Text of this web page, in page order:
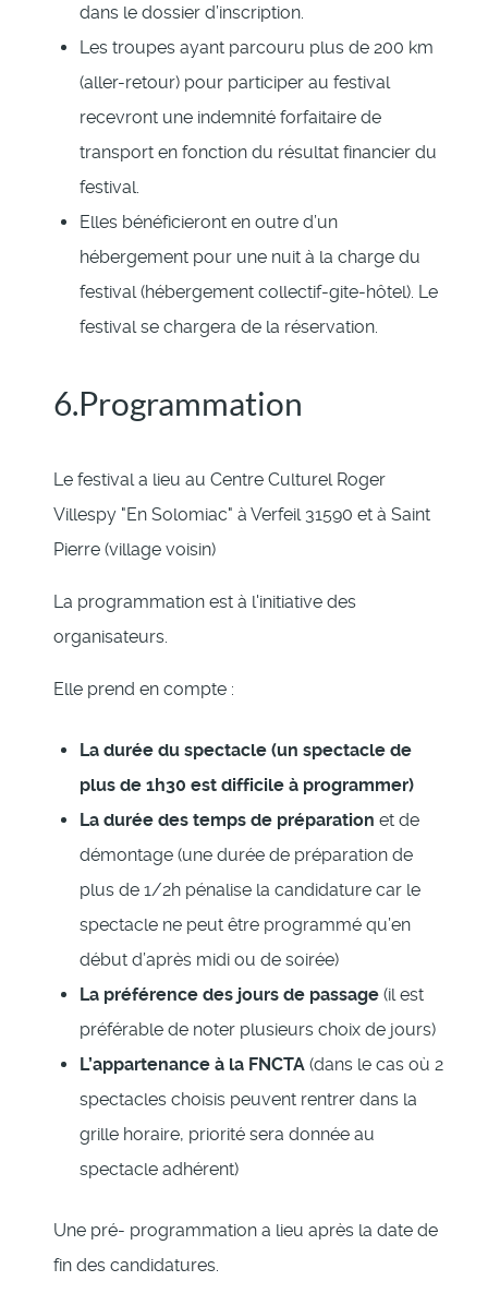
dans le dossier d’inscription.
Les troupes ayant parcouru plus de 200 km
(aller-retour) pour participer au festival
recevront une indemnité forfaitaire de
transport en fonction du résultat financier du
festival.
Elles bénéficieront en outre d’un
hébergement pour une nuit à la charge du
festival (hébergement collectif-gite-hôtel). Le
festival se chargera de la réservation.
6.Programmation
Le festival a lieu au Centre Culturel Roger
Villespy "En Solomiac" à Verfeil 31590 et à Saint
Pierre (village voisin)
La programmation est à l'initiative des
organisateurs.
Elle prend en compte :
La durée du spectacle (un spectacle de
plus de 1h30 est difficile à programmer)
La durée des temps de préparation et de
démontage (une durée de préparation de
plus de 1/2h pénalise la candidature car le
spectacle ne peut être programmé qu’en
début d’après midi ou de soirée)
La préférence des jours de passage (il est
préférable de noter plusieurs choix de jours)
L’appartenance à la FNCTA (dans le cas où 2
spectacles choisis peuvent rentrer dans la
grille horaire, priorité sera donnée au
spectacle adhérent)
Une pré- programmation a lieu après la date de
fin des candidatures.